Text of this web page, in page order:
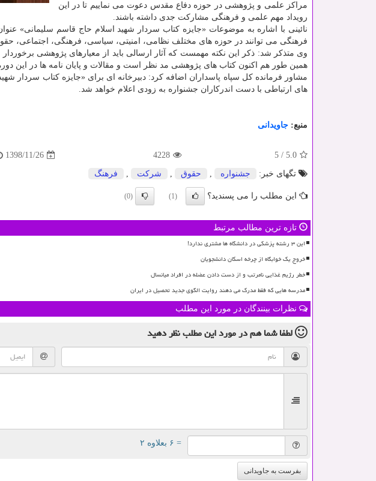
مراكز علمی و پژوهشی در حوزه دفاع مقدس دعوت می نماییم تا در این
رویداد مهم علمی و فرهنگی مشاركت جدی داشته باشند.
نائینی با اشاره به موضوعات «جایزه كتاب سردار شهید اسلام حاج قاسم سلیمانی»
فرهنگی می توانند در حوزه های مختلف نظامی، امنیتی، سیاسی، فرهنگی، اجتماعی،
همین طور هم اكنون كتاب های پژوهشی مد نظر است و مقالات و پایان نامه ها در این
مشاور فرمانده كل سپاه پاسداران اضافه كرد: دبیرخانه ای برای «جایزه كتاب سردار
های ارتباطی با دست اندركاران جشنواره به زودی اعلام خواهد شد.
منبع: جاویدانی
5.0
/
5
4228
1398/11/26
تگهای خبر:
جشنواره حقوق شركت فرهنگ
این مطلب را می پسندید؟ (1)
(0)
تازه ترین مطالب مرتبط
این ۳ رشته پزشکی در دانشگاه ها مشتری ندارد!
خروج یک خوابگاه از چرخه اسکان دانشجویان
خطر رژیم غذایی نامرتب و از دست دادن عضله در افراد میانسال
مدرسه هایی که فقط مدرک می دهند روایت الگوی جدید تحصیل در ایران
نظرات بینندگان در مورد این مطلب
لطفا شما همدر مورد این مطلبنظر دهید
= ۶ بعلاوه ۲
بفرست به جاویدانی